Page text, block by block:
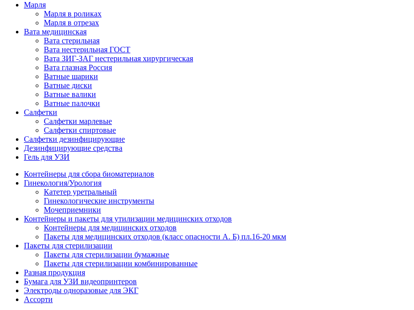
Марля
Марля в роликах
Марля в отрезах
Вата медицинская
Вата стерильная
Вата нестерильная ГОСТ
Вата ЗИГ-ЗАГ нестерильная хирургическая
Вата глазная Россия
Ватные шарики
Ватные диски
Ватные валики
Ватные палочки
Салфетки
Салфетки марлевые
Салфетки спиртовые
Салфетки дезинфицирующие
Дезинфицирующие средства
Гель для УЗИ
Контейнеры для сбора биоматериалов
Гинекология/Урология
Катетер уретральный
Гинекологические инструменты
Мочеприемники
Контейнеры и пакеты для утилизации медицинских отходов
Контейнеры для медицинских отходов
Пакеты для медицинских отходов (класс опасности А. Б) пл.16-20 мкм
Пакеты для стерилизации
Пакеты для стерилизации бумажные
Пакеты для стерилизации комбинированные
Разная продукция
Бумага для УЗИ видеопринтеров
Электроды одноразовые для ЭКГ
Ассорти